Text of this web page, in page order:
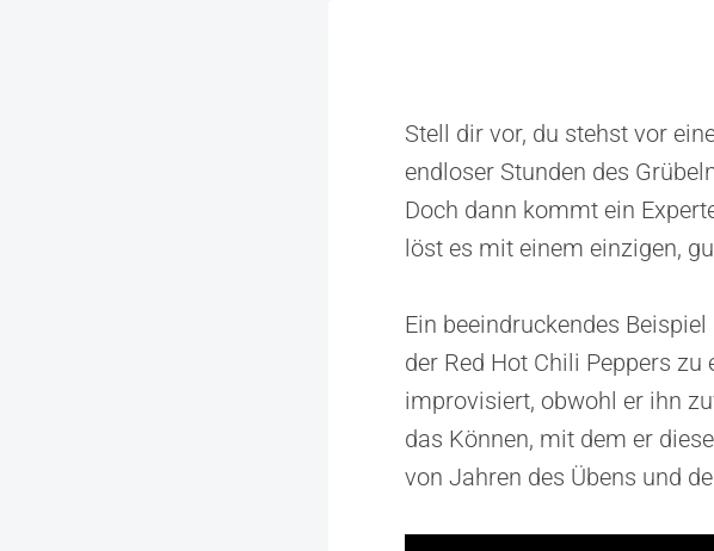
Stell dir vor, du stehst vor
endloser Stunden des
Doch dann kommt ein
löst es mit einem einzigen,
Ein beeindruckendes
der Red Hot Chili Peppers
improvisiert, obwohl er ihn
das Können, mit dem er
von Jahren des Übens und